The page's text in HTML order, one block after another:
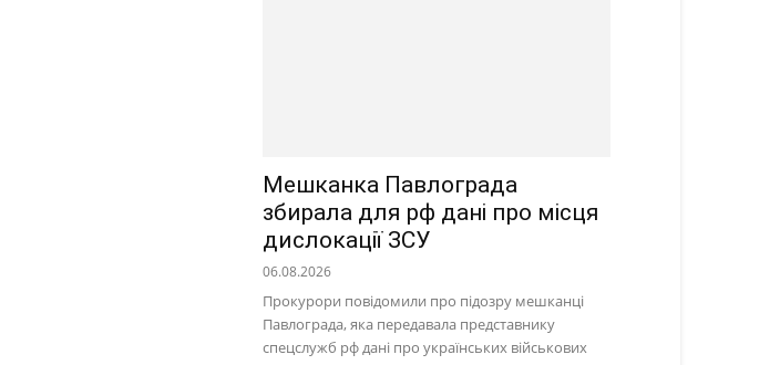
Мешканка Павлограда
збирала для рф дані про місця
дислокації ЗСУ
06.08.2026
Прокурори повідомили про підозру мешканці
Павлограда, яка передавала представнику
спецслужб рф дані про українських військових